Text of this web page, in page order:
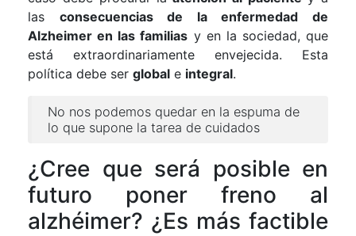
las consecuencias de la enfermedad de
Alzheimer en las familias y en la sociedad, que
está extraordinariamente envejecida. Esta
política debe ser global e integral.
No nos podemos quedar en la espuma de
lo que supone la tarea de cuidados
¿Cree que será posible en
futuro poner freno al
alzhéimer? ¿Es más factible